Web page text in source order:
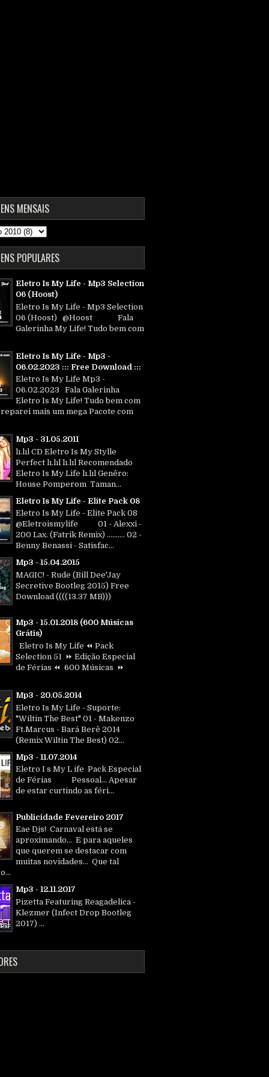
MENSAIS
POPULARES
Eletro Is My Life - Mp3 Selection
06 (Hoost)
Eletro Is My Life - Mp3 Selection
06 (Hoost) @Hoost Fala
Galerinha My Life! Tudo bem com
Eletro Is My Life - Mp3 -
06.02.2023 ::: Free Download :::
Eletro Is My Life Mp3 -
06.02.2023 Fala Galerinha
Eletro Is My Life! Tudo bem com
mais um mega Pacote com
Mp3 - 31.05.2011
lı.lıl CD Eletro Is My Stylle
Perfect lı.lıl lı.lıl Recomendado
Eletro Is My Life lı.lıl Genêro:
House Pomperom Taman...
Eletro Is My Life - Elite Pack 08
Eletro Is My Life - Elite Pack 08
@Eletroismylife 01 - Alexxi -
200 Lax. (Fatrik Remix) .......... 02 -
Benny Benassi - Satisfac...
Mp3 - 15.04.2015
MAGIC! - Rude (Bill Dee'Jay
Secretive Bootleg 2015) Free
Download ((((13.37 MB)))
Mp3 - 15.01.2018 (600 Músicas
Grátis)
Eletro Is My Life ⏪ Pack
Selection 51 ⏩ Edição Especial
de Férias ⏪ 600 Músicas ⏩
Mp3 - 20.05.2014
Eletro Is My Life - Suporte:
"Wiltin The Best" 01 - Makenzo
Ft.Marcus - Bará Berê 2014
(Remix Wiltin The Best) 02...
Mp3 - 11.07.2014
Eletro I s My L ife Pack Especial
de Férias Pessoal... Apesar
de estar curtindo as féri...
Publicidade Fevereiro 2017
Eae Djs! Carnaval está se
aproximando... E para aqueles
que querem se destacar com
muitas novidades... Que tal
Mp3 - 12.11.2017
Pizetta Featuring Reagadelica -
Klezmer (Infect Drop Bootleg
2017) ...